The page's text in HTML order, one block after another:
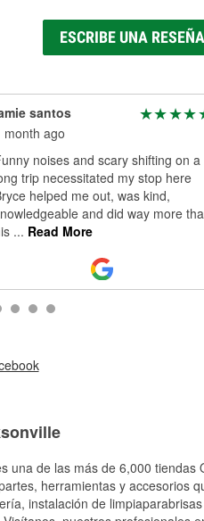
ESCRIBE UNA RESEÑA
santos
month ago
noises and scary shifting on a
trip necessitated my stop here
helped me out, was kind,
and did way more
... Read More
una de las más de 6,000 tiendas
herramientas y accesorios
instalación de